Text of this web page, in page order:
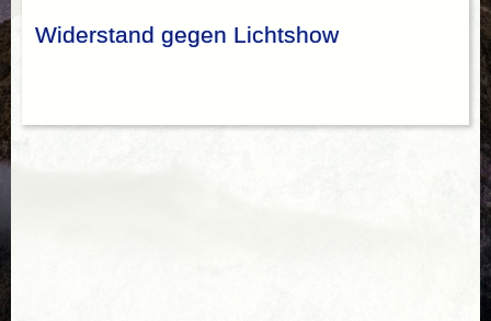
Widerstand gegen Lichtshow